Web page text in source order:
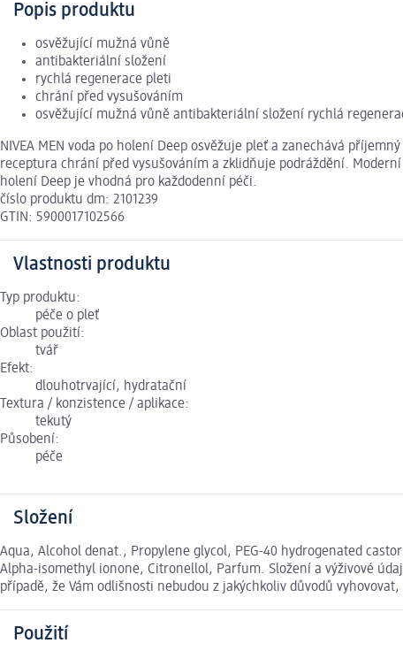
Popis produktu
osvěžující mužná vůně
antibakteriální složení
rychlá regenerace pleti
chrání před vysušováním
osvěžující mužná vůně antibakteriální složení rychlá
NIVEA MEN voda po holení Deep osvěžuje pleť a zanechává
receptura chrání před vysušováním a zklidňuje podráždění.
holení Deep je vhodná pro každodenní péči.
číslo produktu dm: 2101239
GTIN: 5900017102566
Vlastnosti produktu
Typ produktu:
péče o pleť
Oblast použití:
tvář
Efekt:
dlouhotrvající, hydratační
Textura / konzistence / aplikace:
tekutý
Působení:
péče
Složení
Aqua, Alcohol denat., Propylene glycol, PEG-40 hydrogenated
Alpha-isomethyl ionone, Citronellol, Parfum. Složení a výživové
případě, že Vám odlišnosti nebudou z jakýchkoliv důvodů
Použití